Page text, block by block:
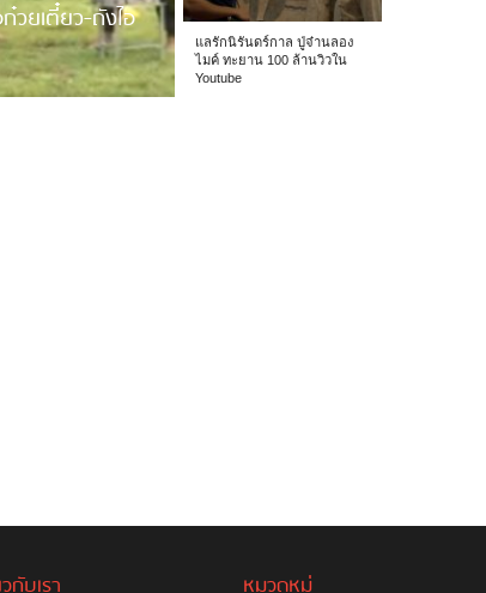
วยเตี๋ยว-ถังไอ
แลรักนิรันดร์กาล ปู่จ๋านลอง
ไมค์ ทะยาน 100 ล้านวิวใน
Youtube
กับเรา หมวดหมู่